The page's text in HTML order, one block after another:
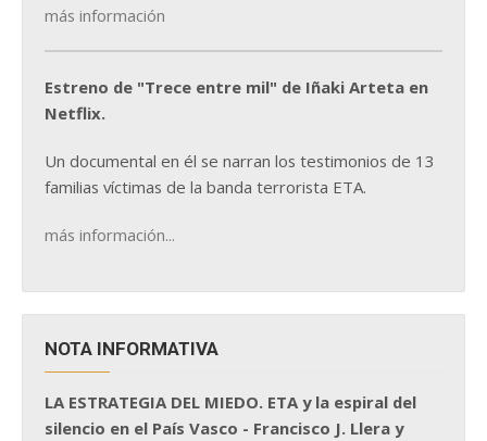
más información
Estreno de "Trece entre mil" de Iñaki Arteta en
Netflix.
Un documental en él se narran los testimonios de 13
familias víctimas de la banda terrorista ETA.
más información...
NOTA INFORMATIVA
LA ESTRATEGIA DEL MIEDO. ETA y la espiral del
silencio en el País Vasco - Francisco J. Llera y